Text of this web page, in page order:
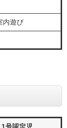
内遊び